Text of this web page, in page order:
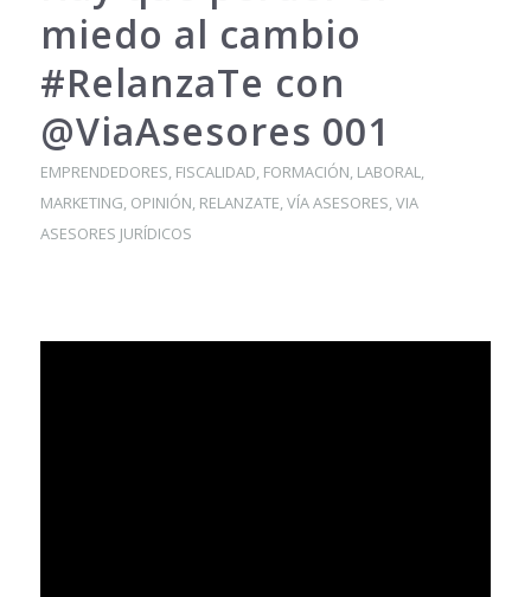
miedo al cambio
#RelanzaTe con
@ViaAsesores 001
EMPRENDEDORES FISCALIDAD FORMACIÓN LABORAL
MARKETING OPINIÓN RELANZATE VÍA ASESORES VIA
ASESORES JURÍDICOS